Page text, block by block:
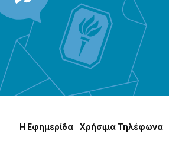
Η Εφημερίδα Χρήσɩμα Τηλέφωνα